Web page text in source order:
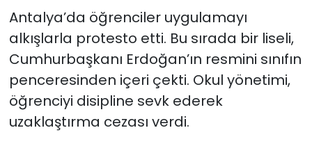
Antalya’da öğrenciler uygulamayı
alkışlarla protesto etti. Bu sırada bir liseli,
Cumhurbaşkanı Erdoğan’ın resmini sınıfın
penceresinden içeri çekti. Okul yönetimi,
öğrenciyi disipline sevk ederek
uzaklaştırma cezası verdi.